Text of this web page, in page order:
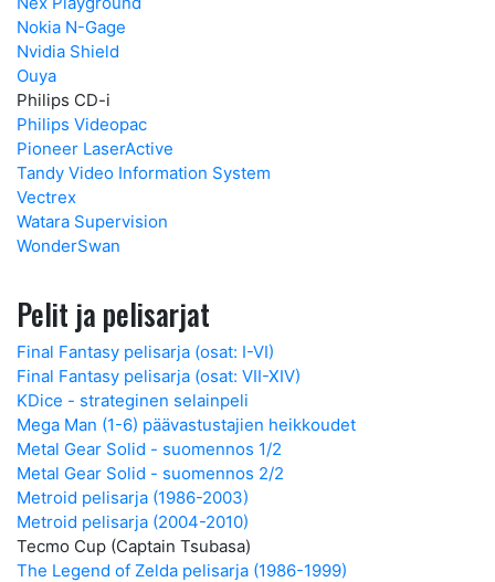
Nokia N-Gage
Nvidia Shield
Ouya
Philips CD-i
Philips Videopac
Pioneer LaserActive
Tandy Video Information System
Vectrex
Watara Supervision
WonderSwan
Pelit ja pelisarjat
Final Fantasy pelisarja (osat: I-VI)
Final Fantasy pelisarja (osat: VII-XIV)
KDice - strateginen selainpeli
Mega Man (1-6) päävastustajien heikkoudet
Metal Gear Solid - suomennos 1/2
Metal Gear Solid - suomennos 2/2
Metroid pelisarja (1986-2003)
Metroid pelisarja (2004-2010)
Tecmo Cup (Captain Tsubasa)
The Legend of Zelda pelisarja (1986-1999)